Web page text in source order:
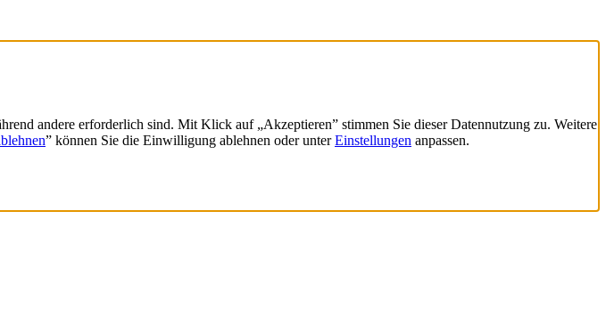
andere erforderlich sind. Mit Klick auf „Akzeptieren” stimmen Sie dieser Datennutzung zu. Weitere
” können Sie die Einwilligung ablehnen oder unterEinstellungen anpassen.